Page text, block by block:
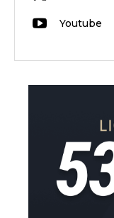
Youtube